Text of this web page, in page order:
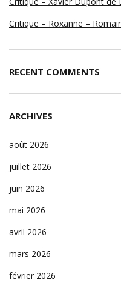
Critique – Roxanne –
RECENT COMMENTS
ARCHIVES
août 2026
juillet 2026
juin 2026
mai 2026
avril 2026
mars 2026
février 2026